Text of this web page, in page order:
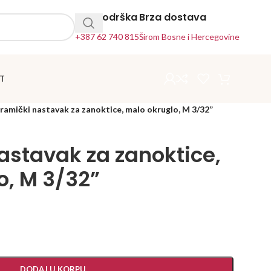
24h Podrška
+387 62 740 815
Brza dostava
Širom Bosne i Hercegovine
nastavak za zanoktice, malo okruglo, M 3/32”
za zanoktice,
M 3/32”